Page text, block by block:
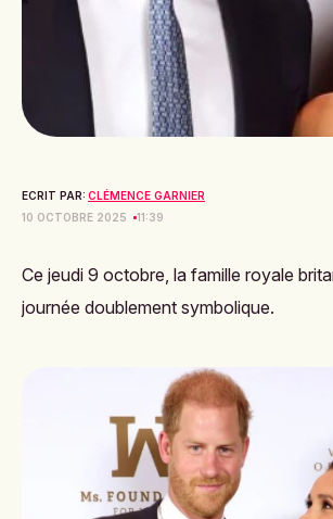
ECRIT PAR: CLÉMENCE GARNIER
10 OCTOBRE 2025
11:39
Ce jeudi 9 octobre, la famille royale
journée doublement symbolique.